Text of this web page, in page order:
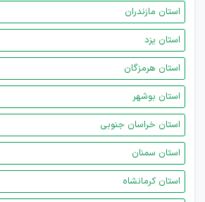
استان مازندران
استان یزد
استان هرمزگان
استان بوشهر
استان خراسان جنوبی
استان سمنان
استان کرمانشاه